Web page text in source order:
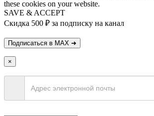
these cookies on your website.
SAVE & ACCEPT
Скидка 500 ₽ за подписку на канал
×